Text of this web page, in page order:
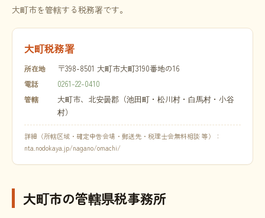
大町市を管轄する税務署です。
大町税務署
所在地 〒398-8501 大町市大町3190番地の16
電話 0261-22-0410
管轄
大町市、北安曇郡（池田町・松川村・白馬村・小谷
村）
詳細（所轄区域・確定申告会場・郵送先・税理士会無料相談 等）：
nta.nodokaya.jp/nagano/omachi/
大町市の管轄県税事務所